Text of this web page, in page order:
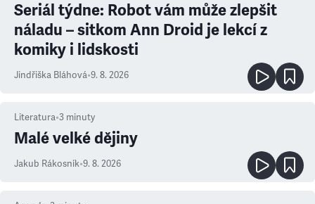
Seriál týdne: Robot vám může zlepšit
náladu – sitkom Ann Droid je lekcí z
komiky i lidskosti
Jindřiška Bláhová•9. 8. 2026
Literatura•3 minuty
Malé velké dějiny
Jakub Rákosník•9. 8. 2026